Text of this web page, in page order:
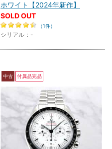
ホワイト【2024年新作】
SOLD OUT
（1件）
シリアル：-
中古 付属品完品